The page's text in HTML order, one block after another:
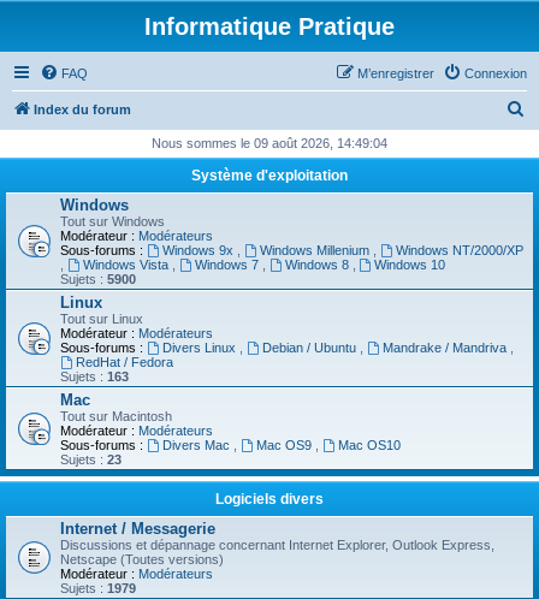
Informatique Pratique
FAQ Connexion
M’enregistrer
Index du forum
h
Nous sommes le 09 août 2026, 14:49:04
Système d'exploitation
Windows
Tout sur Windows
Modérateur : Modérateurs
Sous-forums :
Windows 9x Windows Millenium
Windows NT/2000/XP
Windows Vista Windows 7 Windows 8
Windows 10
Sujets : 5900
Linux
Tout sur Linux
Modérateur : Modérateurs
Sous-forums :
Divers Linux Debian / Ubuntu Mandrake / Mandriva
RedHat / Fedora
Sujets : 163
Mac
Tout sur Macintosh
Modérateur : Modérateurs
Sous-forums :
Divers Mac Mac OS9
Mac OS10
Sujets : 23
Logiciels divers
Internet / Messagerie
Discussions et dépannage concernant Internet Explorer, Outlook Express,
Netscape (Toutes versions)
Modérateur : Modérateurs
Sujets : 1979